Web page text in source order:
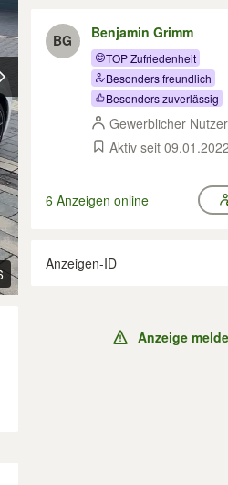
BG Benjamin Grimm
TOP Zufriedenheit
Besonders freundlich
Besonders zuverlässig
Gewerblicher Nutzer
Aktiv seit 09.01.2022
6 Anzeigen online
Anzeigen-ID
Anzeige